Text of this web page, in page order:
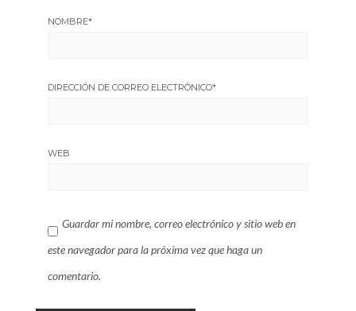
NOMBRE*
DIRECCIÓN DE CORREO ELECTRÓNICO*
WEB
Guardar mi nombre, correo electrónico y sitio web en
este navegador para la próxima vez que haga un
comentario.